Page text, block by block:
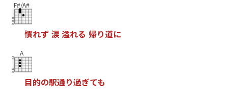
F#/A#
慣れず 涙 溢れる 帰り道に
A
目的の駅通り過ぎても